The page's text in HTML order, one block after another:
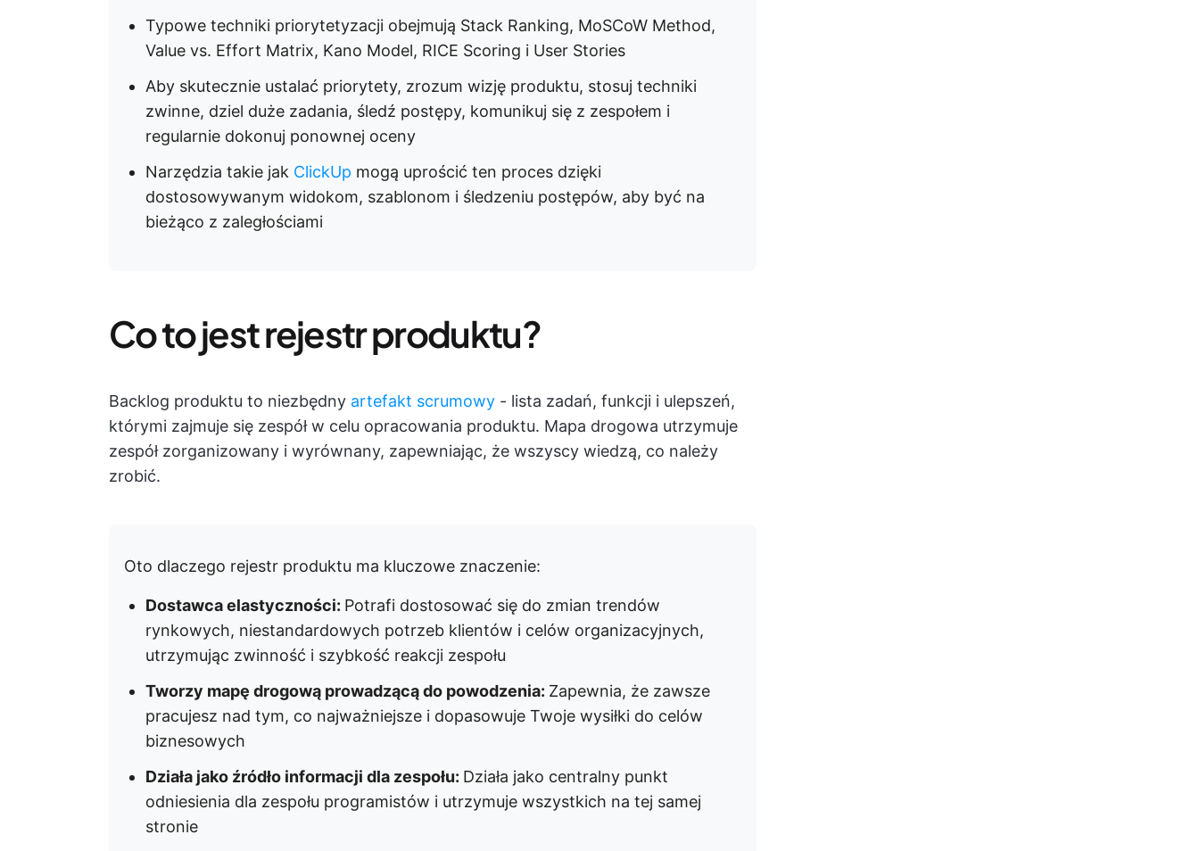
Typowe techniki priorytetyzacji obejmują Stack Ranking, MoSCoW Method,
Value vs. Effort Matrix, Kano Model, RICE Scoring i User Stories
Aby skutecznie ustalać priorytety, zrozum wizję produktu, stosuj techniki
zwinne, dziel duże zadania, śledź postępy, komunikuj się z zespołem i
regularnie dokonuj ponownej oceny
Narzędzia takie jak ClickUp mogą uprościć ten proces dzięki
dostosowywanym widokom, szablonom i śledzeniu postępów, aby być na
bieżąco z zaległościami
Co to jest rejestr produktu?
Backlog produktu to niezbędny artefakt scrumowy - lista zadań, funkcji i ulepszeń,
którymi zajmuje się zespół w celu opracowania produktu. Mapa drogowa utrzymuje
zespół zorganizowany i wyrównany, zapewniając, że wszyscy wiedzą, co należy
zrobić.
Oto dlaczego rejestr produktu ma kluczowe znaczenie:
Dostawca elastyczności: Potrafi dostosować się do zmian trendów
rynkowych, niestandardowych potrzeb klientów i celów organizacyjnych,
utrzymując zwinność i szybkość reakcji zespołu
Tworzy mapę drogową prowadzącą do powodzenia: Zapewnia, że zawsze
pracujesz nad tym, co najważniejsze i dopasowuje Twoje wysiłki do celów
biznesowych
Działa jako źródło informacji dla zespołu: Działa jako centralny punkt
odniesienia dla zespołu programistów i utrzymuje wszystkich na tej samej
stronie